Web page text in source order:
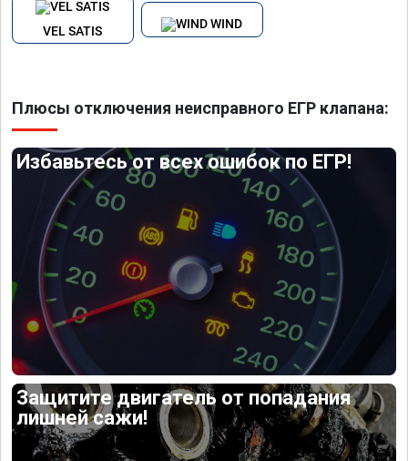
VEL SATIS
WIND
Плюсы отключения неисправного ЕГР клапана:
Избавьтесь от всех ошибок по ЕГР!
Защитите двигатель от попадания
лишней сажи!